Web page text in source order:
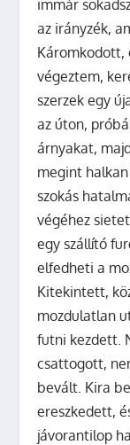
immár
az irányzék,
Káromkodott,
végeztem,
szerzek egy
az úton,
árnyakat,
megint
szokás
végéhez
egy szállító
elfedheti a
Kitekintett,
mozdulatlan
futni kezdett.
csattogott,
bevált. Kira
ereszkedett,
jávorantilop